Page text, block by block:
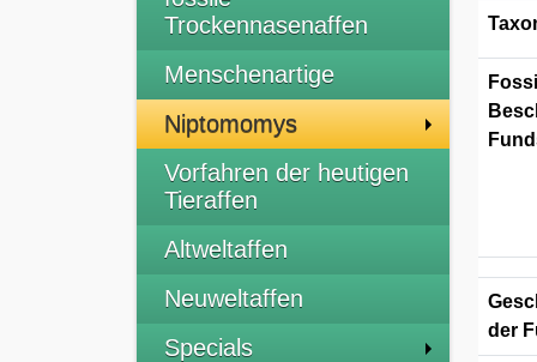
Trockennasenaffen
Menschenartige
Niptomomys
Vorfahren der heutigen
Tieraffen
Altweltaffen
Neuweltaffen
Specials
der